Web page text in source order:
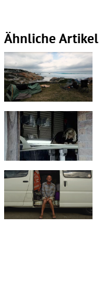
Ähnliche Artikel